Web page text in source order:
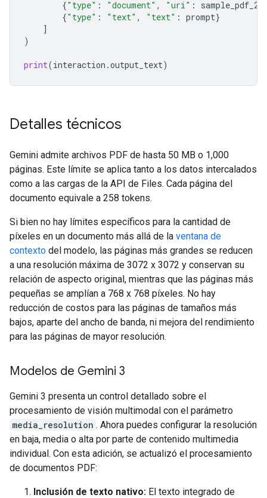
{"type" : "document" , "uri" : sample_pdf_2
{"type" : "text" , "text" : prompt}
]
)
print(interaction .output_text)
Detalles técnicos
Gemini admite archivos PDF de hasta 50 MB o 1,000
páginas. Este límite se aplica tanto a los datos intercalados
como a las cargas de la API de Files. Cada página del
documento equivale a 258 tokens.
Si bien no hay límites específicos para la cantidad de
píxeles en un documento más allá de la ventana de
contexto del modelo, las páginas más grandes se reducen
a una resolución máxima de 3072 x 3072 y conservan su
relación de aspecto original, mientras que las páginas más
pequeñas se amplían a 768 x 768 píxeles. No hay
reducción de costos para las páginas de tamaños más
bajos, aparte del ancho de banda, ni mejora del rendimiento
para las páginas de mayor resolución.
Modelos de Gemini 3
Gemini 3 presenta un control detallado sobre el
procesamiento de visión multimodal con el parámetro
media_resolution . Ahora puedes configurar la resolución
en baja, media o alta por parte de contenido multimedia
individual. Con esta adición, se actualizó el procesamiento
de documentos PDF:
Inclusión de texto nativo: El texto integrado de